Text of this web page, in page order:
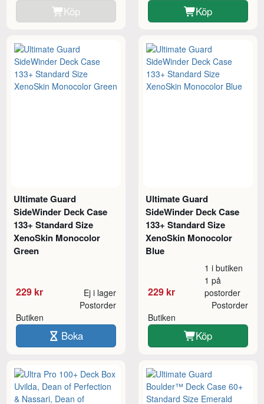
Köp Köp
Ultimate Guard
SideWinder Deck Case
133+ Standard Size
XenoSkin Monocolor
Green
229 kr Ej i lager
Butiken
Postorder
Boka
Ultimate Guard
SideWinder Deck Case
133+ Standard Size
XenoSkin Monocolor
Blue
229 kr
1 i butiken
1 på
postorder
Butiken
Postorder
Köp